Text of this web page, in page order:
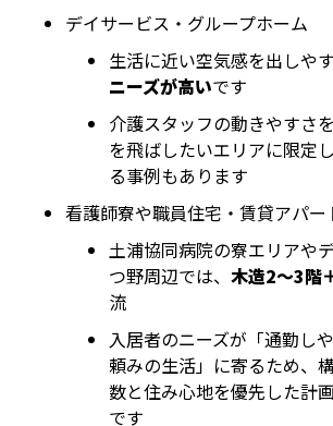
デイサービス・グループホーム
生活に近い空気感を出しやす
ニーズが高いです
介護スタッフの動きやすさ
を飛ばしたいエリアに限定
る事例もあります
看護師寮や職員住宅・賃貸アパー
土浦協同病院の寮エリアや
つ野周辺では、 木造2〜3階
流
入居者のニーズが「通勤し
頼みの生活」に寄るため、
数と住み心地を優先した計
です